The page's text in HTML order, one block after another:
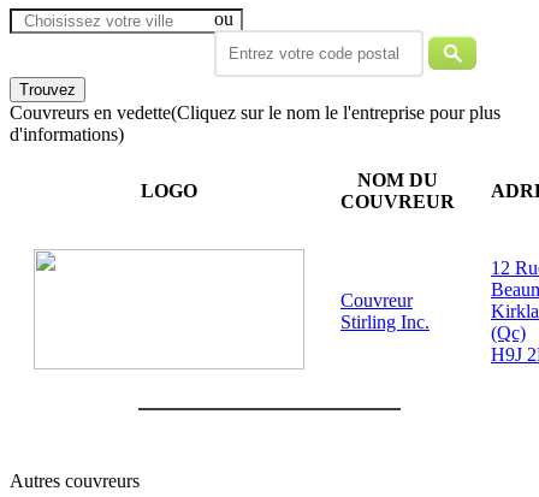
ou
Couvreurs en vedette(Cliquez sur le nom le l'entreprise pour plus
d'informations)
LOGO
NOM DU
COUVREUR
Couvreur
Stirling Inc.
12
(Qc)
H9J
Autres couvreurs